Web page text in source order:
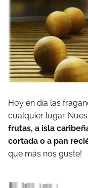
Hoy en día las
cualquier lugar.
frutas, a isla
cortada o a pan
que más nos guste!